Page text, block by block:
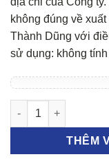
không đúng về
Thành Dũng với
sử dụng: không
PU LY MÁY PHÁT
THÊM